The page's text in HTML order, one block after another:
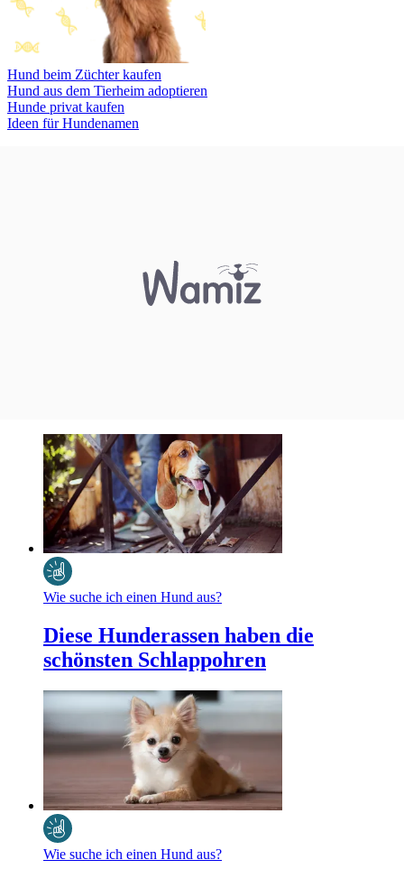
Hund beim Züchter kaufen
Hund aus dem Tierheim adoptieren
Hunde privat kaufen
Ideen für Hundenamen
Wie suche ich einen Hund aus?
Diese Hunderassen haben die
schönsten Schlappohren
Wie suche ich einen Hund aus?